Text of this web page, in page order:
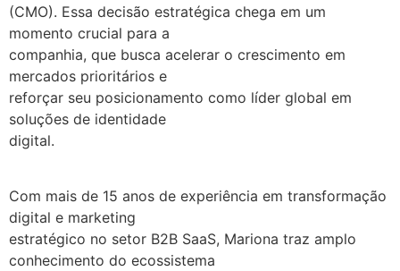
(CMO). Essa decisão estratégica chega em um
momento crucial para a
companhia, que busca acelerar o crescimento em
mercados prioritários e
reforçar seu posicionamento como líder global em
soluções de identidade
digital.
Com mais de 15 anos de experiência em transformação
digital e marketing
estratégico no setor B2B SaaS, Mariona traz amplo
conhecimento do ecossistema